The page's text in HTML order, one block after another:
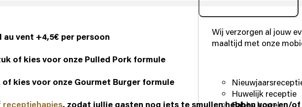
vent +4,5€ per persoon
of kies voor onze Pulled Pork formule
kies voor onze Gourmet Burger formule
, zodat jullie gasten nog iets te smullen hebben voor en/of
Wij verzorgen al jouw
maaltijd met onze
Huwelijk receptie